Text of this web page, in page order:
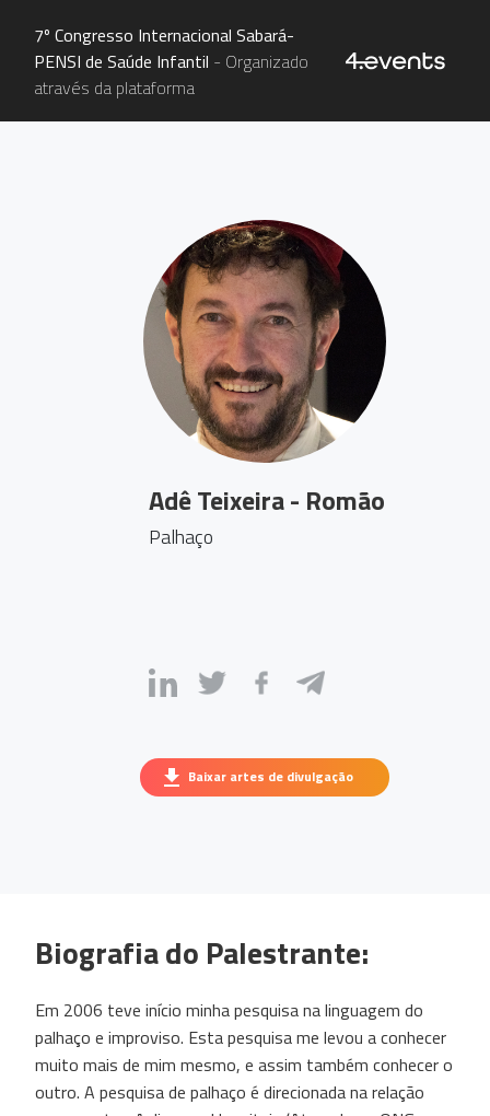
7º Congresso Internacional Sabará-
PENSI de Saúde Infantil - Organizado
através da plataforma
Adê Teixeira - Romão
Palhaço
Baixar artes de divulgação
Biografia do Palestrante:
Em 2006 teve início minha pesquisa na linguagem do
palhaço e improviso. Esta pesquisa me levou a conhecer
muito mais de mim mesmo, e assim também conhecer o
outro. A pesquisa de palhaço é direcionada na relação